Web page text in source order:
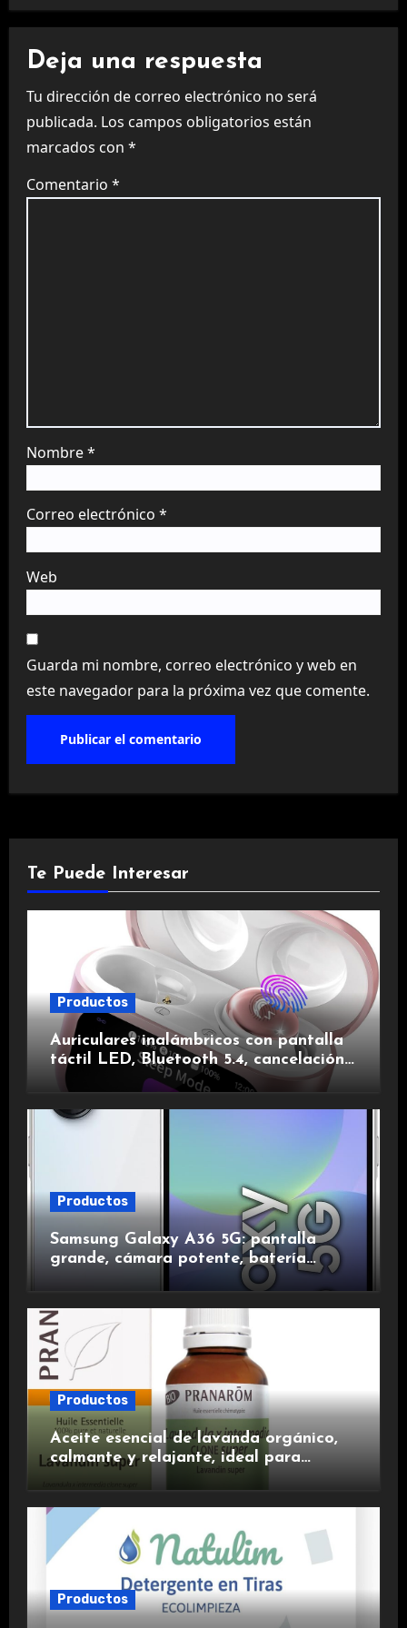
Deja una respuesta
Tu dirección de correo electrónico no será
publicada. Los campos obligatorios están
marcados con *
Comentario *
Nombre*
Correo electrónico *
Web
Guarda mi nombre, correo electrónico y web en
este navegador para la próxima vez que comente.
Te Puede Interesar
Productos
Auriculares inalámbricos con pantalla
táctil LED, Bluetooth 5.4, cancelación
de ruido, impermeables y de larga
duración.
Productos
Samsung Galaxy A36 5G: pantalla
grande, cámara potente, batería
duradera y carga rápida para una
experiencia premium.
Productos
Aceite esencial de lavanda orgánico,
calmante y relajante, ideal para
Productos